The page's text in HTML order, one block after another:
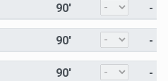
90' -
90' -
90' -